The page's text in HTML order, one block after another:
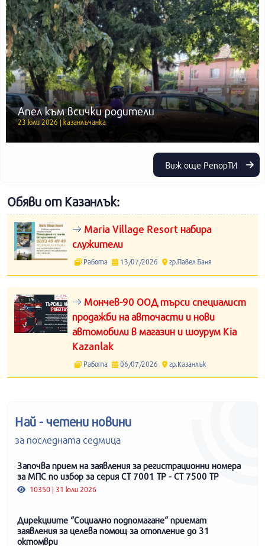
Апел към всички родители
23 юли 2026 | казанлъчанка
Виж още РепорТИ
Обяви от Казанлък:
Maria Village Resort набира
служители
Работа 13/07/2026 гр.Павел Баня
Мончев-90 ООД търси специалист
продажби на авточасти и нови
автомобили в магазин и шоурум Kia
Kazanlak
Работа 06/07/2026 гр.Казанлък
Най - четени новини
за последната седмица
Започва прием на заявления за регистрационни номера
за МПС по избор за серия СТ 7001 ТР - СТ 7500 ТР
10350 | 31 юли 2026
Дирекциите “Социално подпомагане“ приемат
заявления за целева помощ за отопление до 31
октомври